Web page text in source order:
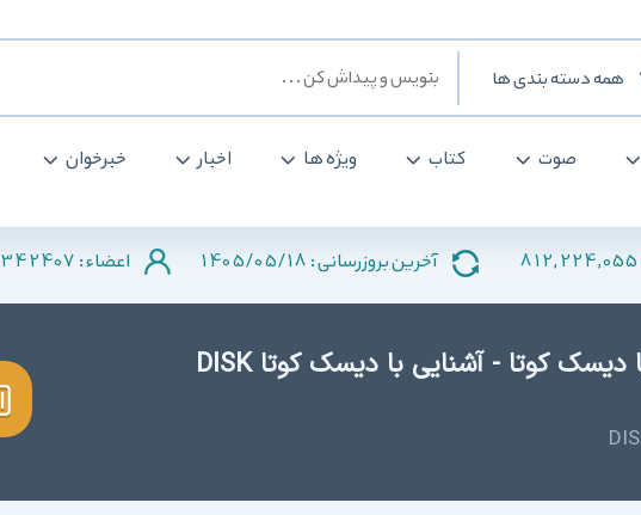
همه دسته بندی ها
صوت کتاب ویژه ها اخبار خبرخوان
812,224,055 آخرین بروزرسانی : 1405/05/18 اعضاء : 342407
دانلود کتاب آموزش کار با دیسک کوتا - آشنایی با دیسک کوتا DISK